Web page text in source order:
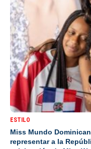
ESTILO
Miss Mundo
representar a la